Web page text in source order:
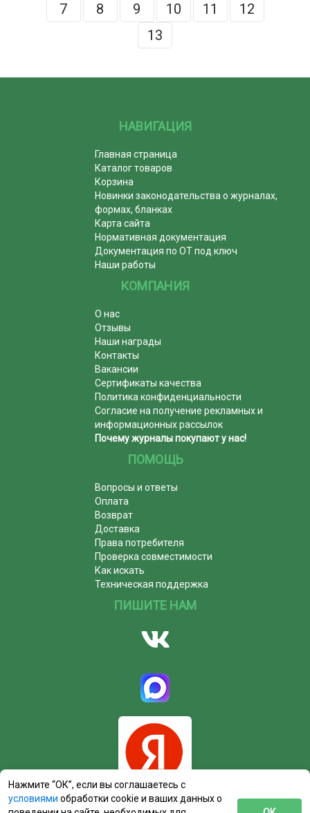
7
8 9 10 11
12
13
НАВИГАЦИЯ
Главная страница
Каталог товаров
Корзина
Новинки законодательства о журналах,
формах, бланках
Карта сайта
Нормативная документация
Документация по ОТ под ключ
Наши работы
КОМПАНИЯ
О нас
Отзывы
Наши награды
Контакты
Вакансии
Сертификаты качества
Политика конфиденциальности
Согласие на получение рекламных и
информационных рассылок
Почему журналы покупают у нас!
ПОМОЩЬ
Вопросы и ответы
Оплата
Возврат
Доставка
Права потребителя
Проверка совместимости
Как искать
Техническая поддержка
ПИШИТЕ НАМ
Нажмите “ОК”, если вы соглашаетесь с
условиями обработки cookie и ваших данных о